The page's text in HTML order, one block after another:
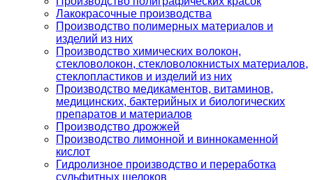
Лакокрасочные производства
Производство полимерных материалов и
изделий из них
Производство химических волокон,
стекловолокон, стекловолокнистых материалов,
стеклопластиков и изделий из них
Производство медикаментов, витаминов,
медицинских, бактерийных и биологических
препаратов и материалов
Производство дрожжей
Производство лимонной и виннокаменной
кислот
Гидролизное производство и переработка
сульфитных щелоков